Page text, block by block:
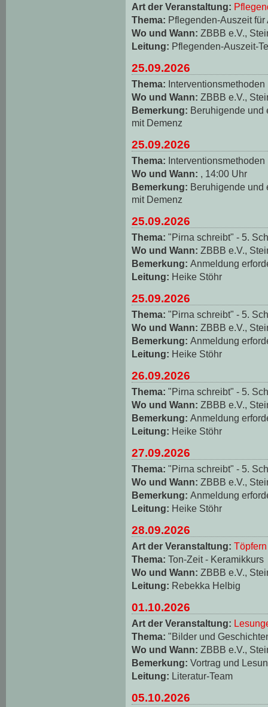
Art der Veranstaltung:
Thema: Pflegenden-Auszeit
Wo und Wann: ZBBB e.V.,
Leitung: Pflegenden-Auszeit-
25.09.2026
Thema:
Wo und Wann: ZBBB e.V.,
Bemerkung: Beruhigende und
mit Demenz
25.09.2026
Thema:
Wo und Wann:
, 14:00 Uhr
Bemerkung: Beruhigende und
mit Demenz
25.09.2026
Thema: "Pirna schreibt" - 5.
Wo und Wann: ZBBB e.V.,
Bemerkung: Anmeldung
Leitung: Heike Stöhr
25.09.2026
Thema: "Pirna schreibt" - 5.
Wo und Wann: ZBBB e.V.,
Bemerkung: Anmeldung
Leitung: Heike Stöhr
26.09.2026
Thema: "Pirna schreibt" - 5.
Wo und Wann: ZBBB e.V.,
Bemerkung: Anmeldung
Leitung: Heike Stöhr
27.09.2026
Thema: "Pirna schreibt" - 5.
Wo und Wann: ZBBB e.V.,
Bemerkung: Anmeldung
Leitung: Heike Stöhr
28.09.2026
Art der Veranstaltung: Töpfern
Thema: Ton-Zeit - Keramikkurs
Wo und Wann: ZBBB e.V.,
Leitung: Rebekka Helbig
01.10.2026
Art der Veranstaltung:
Thema: "Bilder und
Wo und Wann: ZBBB e.V.,
Bemerkung: Vortrag und
Leitung: Literatur-Team
05.10.2026